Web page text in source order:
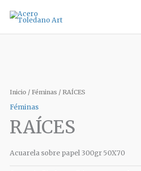
Inicio / Féminas / RAÍCES
Féminas
RAÍCES
Acuarela sobre papel 300gr 50X70